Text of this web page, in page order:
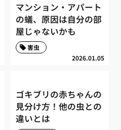
マンション・アパート
の蟻、原因は自分の部
屋じゃないかも
2026.01.05
害虫
ゴキブリの赤ちゃんの
見分け方！他の虫との
違いとは